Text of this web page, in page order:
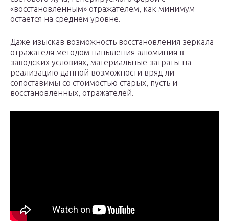
«восстановленным» отражателем, как минимум
остается на среднем уровне.
Даже изыскав возможность восстановления зеркала
отражателя методом напыления алюминия в
заводских условиях, материальные затраты на
реализацию данной возможности вряд ли
сопоставимы со стоимостью старых, пусть и
восстановленных, отражателей.